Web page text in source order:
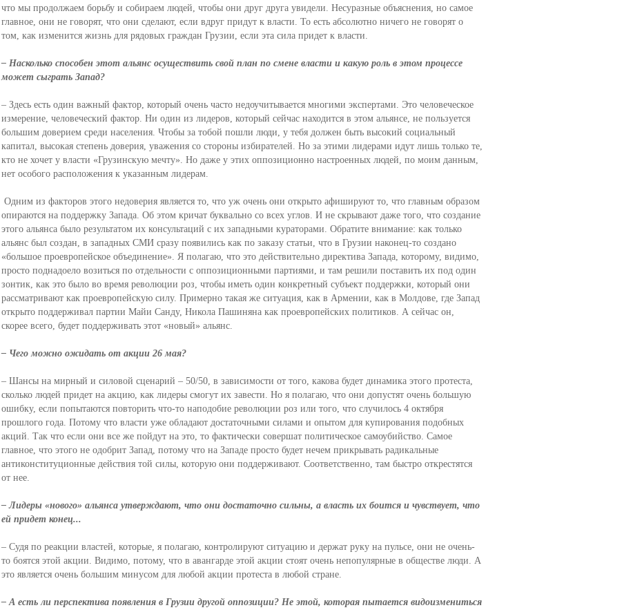
что мы продолжаем борьбу и собираем людей, чтобы они друг друга увидели. Несуразные объяснения, но самое
главное, они не говорят, что они сделают, если вдруг придут к власти. То есть абсолютно ничего не говорят о
том, как изменится жизнь для рядовых граждан Грузии, если эта сила придет к власти.
– Насколько способен этот альянс осуществить свой план по смене власти и какую роль в этом процессе
может сыграть Запад?
– Здесь есть один важный фактор, который очень часто недоучитывается многими экспертами. Это человеческое
измерение, человеческий фактор. Ни один из лидеров, который сейчас находится в этом альянсе, не пользуется
большим доверием среди населения. Чтобы за тобой пошли люди, у тебя должен быть высокий социальный
капитал, высокая степень доверия, уважения со стороны избирателей. Но за этими лидерами идут лишь только те,
кто не хочет у власти «Грузинскую мечту». Но даже у этих оппозиционно настроенных людей, по моим данным,
нет особого расположения к указанным лидерам.
Одним из факторов этого недоверия является то, что уж очень они открыто афишируют то, что главным образом
опираются на поддержку Запада. Об этом кричат буквально со всех углов. И не скрывают даже того, что создание
этого альянса было результатом их консультаций с их западными кураторами. Обратите внимание: как только
альянс был создан, в западных СМИ сразу появились как по заказу статьи, что в Грузии наконец-то создано
«большое проевропейское объединение». Я полагаю, что это действительно директива Запада, которому, видимо,
просто поднадоело возиться по отдельности с оппозиционными партиями, и там решили поставить их под один
зонтик, как это было во время революции роз, чтобы иметь один конкретный субъект поддержки, который они
рассматривают как проевропейскую силу. Примерно такая же ситуация, как в Армении, как в Молдове, где Запад
открыто поддерживал партии Майи Санду, Никола Пашиняна как проевропейских политиков. А сейчас он,
скорее всего, будет поддерживать этот «новый» альянс.
– Чего можно ожидать от акции 26 мая?
– Шансы на мирный и силовой сценарий – 50/50, в зависимости от того, какова будет динамика этого протеста,
сколько людей придет на акцию, как лидеры смогут их завести. Но я полагаю, что они допустят очень большую
ошибку, если попытаются повторить что-то наподобие революции роз или того, что случилось 4 октября
прошлого года. Потому что власти уже обладают достаточными силами и опытом для купирования подобных
акций. Так что если они все же пойдут на это, то фактически совершат политическое самоубийство. Самое
главное, что этого не одобрит Запад, потому что на Западе просто будет нечем прикрывать радикальные
антиконституционные действия той силы, которую они поддерживают. Соответственно, там быстро открестятся
от нее.
– Лидеры «нового» альянса утверждают, что они достаточно сильны, а власть их боится и чувствует, что
ей придет конец...
– Судя по реакции властей, которые, я полагаю, контролируют ситуацию и держат руку на пульсе, они не очень-
то боятся этой акции. Видимо, потому, что в авангарде этой акции стоят очень непопулярные в обществе люди. А
это является очень большим минусом для любой акции протеста в любой стране.
– А есть ли перспектива появления в Грузии другой оппозиции? Не этой, которая пытается видоизмениться